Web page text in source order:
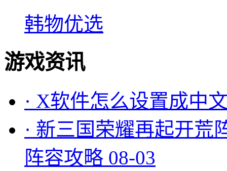
韩物优选
游戏资讯
· X软件怎么设置成中
· 新三国荣耀再起开荒
阵容攻略 08-03